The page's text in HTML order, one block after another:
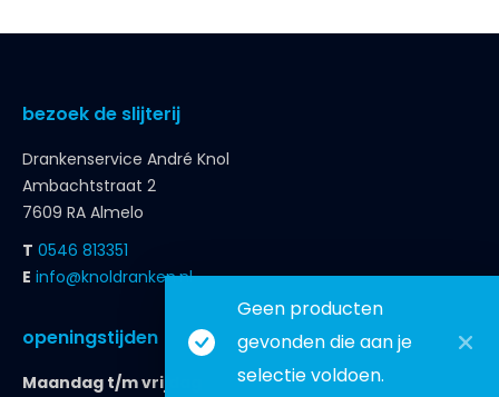
Geen producten
gevonden die aan je
selectie voldoen.
bezoek de slijterij
Drankenservice André Knol
Ambachtstraat 2
7609 RA Almelo
T 0546 813351
E info@knoldranken.nl
openingstijden
Maandag t/m vrijdag